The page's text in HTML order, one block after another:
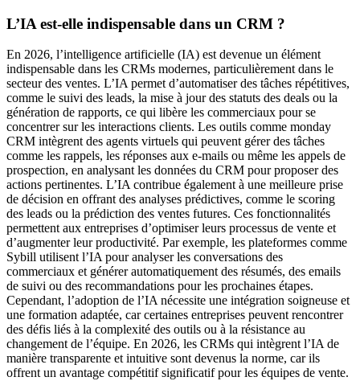
L’IA est-elle indispensable dans un CRM ?
En 2026, l’intelligence artificielle (IA) est devenue un élément
indispensable dans les CRMs modernes, particulièrement dans le
secteur des ventes. L’IA permet d’automatiser des tâches répétitives,
comme le suivi des leads, la mise à jour des statuts des deals ou la
génération de rapports, ce qui libère les commerciaux pour se
concentrer sur les interactions clients. Les outils comme monday
CRM intègrent des agents virtuels qui peuvent gérer des tâches
comme les rappels, les réponses aux e-mails ou même les appels de
prospection, en analysant les données du CRM pour proposer des
actions pertinentes. L’IA contribue également à une meilleure prise
de décision en offrant des analyses prédictives, comme le scoring
des leads ou la prédiction des ventes futures. Ces fonctionnalités
permettent aux entreprises d’optimiser leurs processus de vente et
d’augmenter leur productivité. Par exemple, les plateformes comme
Sybill utilisent l’IA pour analyser les conversations des
commerciaux et générer automatiquement des résumés, des emails
de suivi ou des recommandations pour les prochaines étapes.
Cependant, l’adoption de l’IA nécessite une intégration soigneuse et
une formation adaptée, car certaines entreprises peuvent rencontrer
des défis liés à la complexité des outils ou à la résistance au
changement de l’équipe. En 2026, les CRMs qui intègrent l’IA de
manière transparente et intuitive sont devenus la norme, car ils
offrent un avantage compétitif significatif pour les équipes de vente.